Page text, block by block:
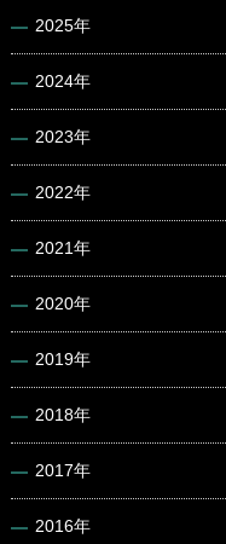
2025年
2024年
2023年
2022年
2021年
2020年
2019年
2018年
2017年
2016年